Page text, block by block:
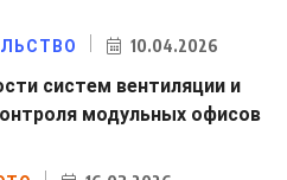
10.04.2026
систем вентиляции и
модульных офисов